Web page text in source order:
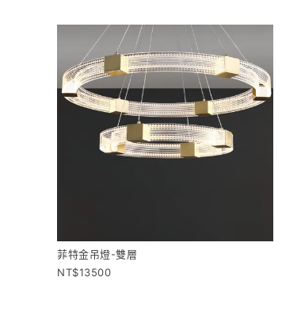
菲特金吊燈-雙層
13500